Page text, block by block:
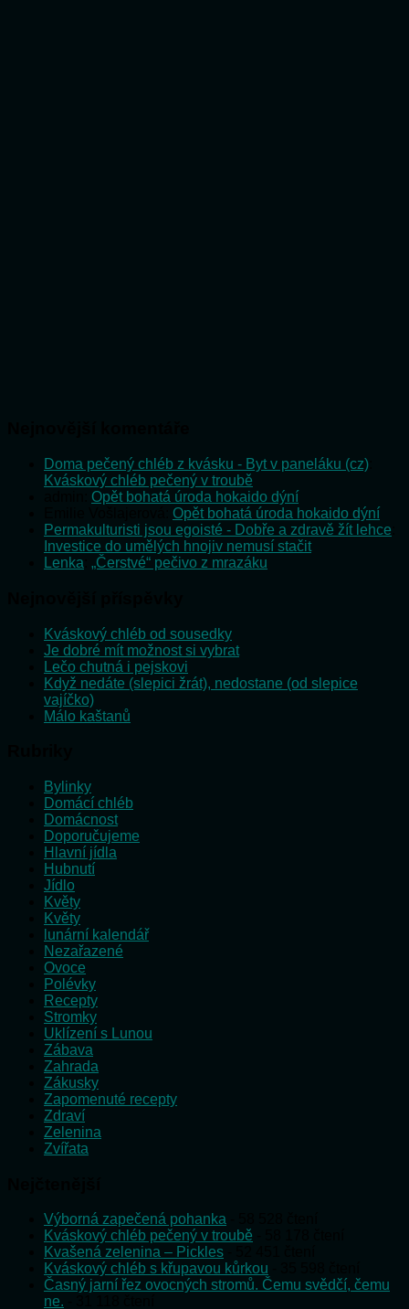
Doma pečený chléb z kvásku - Byt v paneláku (cz)
Kváskový chléb pečený v troubě
Opět bohatá úroda hokaido dýní
Opět bohatá úroda hokaido dýní
Permakulturisti jsou egoisté - Dobře a zdravě žít lehce
Investice do umělých hnojiv nemusí stačit
Lenka „Čerstvé“ pečivo z mrazáku
Kváskový chléb od sousedky
Je dobré mít možnost si vybrat
Lečo chutná i pejskovi
Když nedáte (slepici žrát), nedostane (od slepice
vajíčko)
Málo kaštanů
Bylinky
Domácí chléb
Domácnost
Doporučujeme
Hlavní jídla
Hubnutí
Jídlo
Květy
Květy
lunární kalendář
Nezařazené
Ovoce
Polévky
Recepty
Stromky
Uklízení s Lunou
Zábava
Zahrada
Zákusky
Zapomenuté recepty
Zdraví
Zelenina
Zvířata
Výborná zapečená pohanka
Kváskový chléb pečený v troubě
Kvašená zelenina – Pickles
Kváskový chléb s křupavou kůrkou
Časný jarní řez ovocných stromů. Čemu svědčí, čemu
ne.